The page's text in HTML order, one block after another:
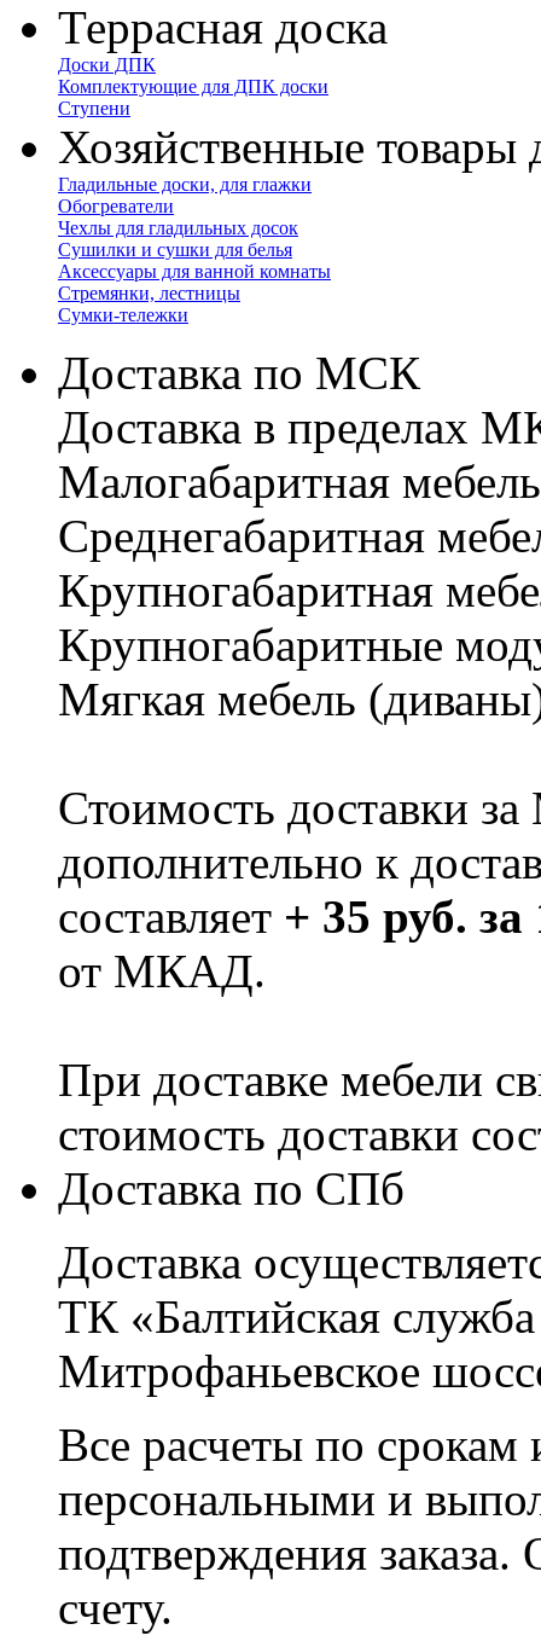
Террасная доска
Доски ДПК
Комплектующие для ДПК доски
Ступени
Хозяйственные товары
Гладильные доски, для глажки
Обогреватели
Чехлы для гладильных досок
Сушилки и сушки для белья
Аксессуары для ванной комнаты
Стремянки, лестницы
Сумки-тележки
Доставка по МСК
Доставка в пределах
Малогабаритная
Cреднегабаритная
Крупногабаритная
Крупногабаритные
Мягкая мебель
Стоимость доставки
дополнительно к
составляет + 35 руб.
от МКАД.
При доставке мебели
стоимость доставки
Доставка по СПб
Доставка
ТК «Балтийская
Митрофаньевское
Все расчеты по срокам
персональными и
подтверждения заказа.
счету.